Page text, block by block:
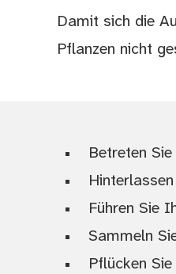
Damit sich die
Pflanzen nicht
Betreten
Führen Sie
Sammeln
Pflücken